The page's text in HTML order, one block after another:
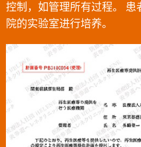
控制，如管理所有过程。
院的实验室进行培养。